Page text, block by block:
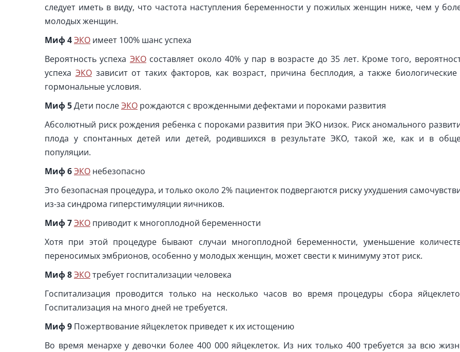
следует иметь в виду, что частота наступления беременности у пожилых женщин ниже, чем у
молодых женщин.
Миф4ЭКОимеет 100% шанс успеха
Вероятность успеха ЭКОсоставляет около 40% у пар в возрасте до 35 лет. Кроме того,
успеха ЭКОзависит от таких факторов, как возраст, причина бесплодия, а также
гормональные условия.
Миф5Дети послеЭКОрождаются с врожденными дефектами и пороками развития
Абсолютный риск рождения ребенка с пороками развития при ЭКО низок. Риск аномального
плода у спонтанных детей или детей, родившихся в результате ЭКО, такой же, как и в
популяции.
Миф6ЭКОнебезопасно
Это безопасная процедура, и только около 2% пациенток подвергаются риску ухудшения
из-за синдрома гиперстимуляции яичников.
Миф7ЭКОприводит к многоплодной беременности
Хотя при этой процедуре бывают случаи многоплодной беременности, уменьшение
переносимых эмбрионов, особенно у молодых женщин, может свести к минимуму этот риск.
Миф8ЭКОтребует госпитализации человека
Госпитализация проводится только на несколько часов во время процедуры сбора
Госпитализация на много дней не требуется.
Миф9Пожертвование яйцеклеток приведет к их истощению
Во время менархе у девочки более 400 000 яйцеклеток. Из них только 400 требуется за всю